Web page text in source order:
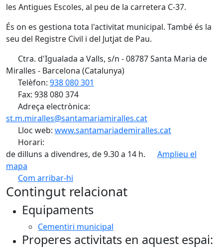
les Antigues Escoles, al peu de la carretera C-37.
És on es gestiona tota l'activitat municipal. També és la
seu del Registre Civil i del Jutjat de Pau.
Ctra. d'Igualada a Valls, s/n - 08787 Santa Maria de
Miralles - Barcelona (Catalunya)
Telèfon: 938 080 301
Fax: 938 080 374
Adreça electrònica:
st.m.miralles@santamariamiralles.cat
Lloc web: www.santamariademiralles.cat
Horari:
de dilluns a divendres, de 9.30 a 14 h.
Amplieu el
mapa
Com arribar-hi
+
Contingut relacionat
Equipaments
Cementiri municipal
Properes activitats en aquest espai: